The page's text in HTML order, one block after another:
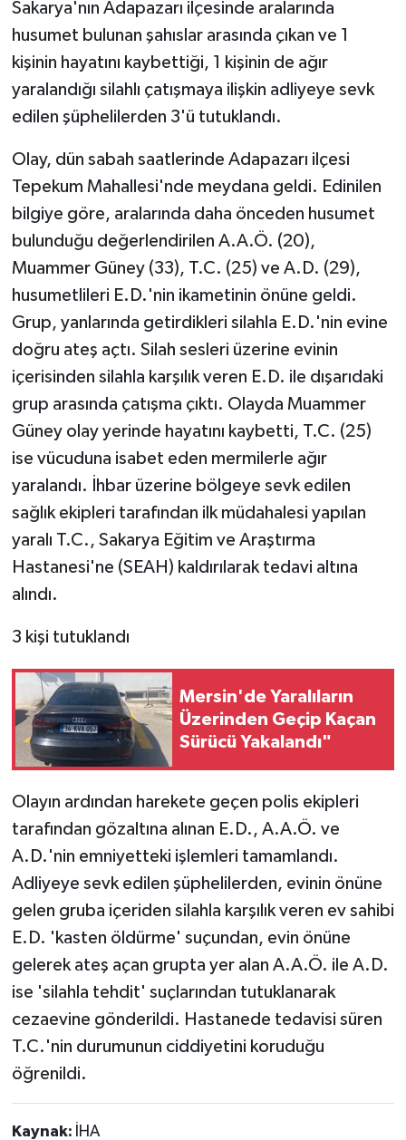
Sakarya'nın Adapazarı ilçesinde aralarında
husumet bulunan şahıslar arasında çıkan ve 1
kişinin hayatını kaybettiği, 1 kişinin de ağır
yaralandığı silahlı çatışmaya ilişkin adliyeye sevk
edilen şüphelilerden 3'ü tutuklandı.
Olay, dün sabah saatlerinde Adapazarı ilçesi
Tepekum Mahallesi'nde meydana geldi. Edinilen
bilgiye göre, aralarında daha önceden husumet
bulunduğu değerlendirilen A.A.Ö. (20),
Muammer Güney (33), T.C. (25) ve A.D. (29),
husumetlileri E.D.'nin ikametinin önüne geldi.
Grup, yanlarında getirdikleri silahla E.D.'nin evine
doğru ateş açtı. Silah sesleri üzerine evinin
içerisinden silahla karşılık veren E.D. ile dışarıdaki
grup arasında çatışma çıktı. Olayda Muammer
Güney olay yerinde hayatını kaybetti, T.C. (25)
ise vücuduna isabet eden mermilerle ağır
yaralandı. İhbar üzerine bölgeye sevk edilen
sağlık ekipleri tarafından ilk müdahalesi yapılan
yaralı T.C., Sakarya Eğitim ve Araştırma
Hastanesi'ne (SEAH) kaldırılarak tedavi altına
alındı.
3 kişi tutuklandı
Mersin'de Yaralıların
Üzerinden Geçip Kaçan
Sürücü Yakalandı"
Olayın ardından harekete geçen polis ekipleri
tarafından gözaltına alınan E.D., A.A.Ö. ve
A.D.'nin emniyetteki işlemleri tamamlandı.
Adliyeye sevk edilen şüphelilerden, evinin önüne
gelen gruba içeriden silahla karşılık veren ev sahibi
E.D. 'kasten öldürme' suçundan, evin önüne
gelerek ateş açan grupta yer alan A.A.Ö. ile A.D.
ise 'silahla tehdit' suçlarından tutuklanarak
cezaevine gönderildi. Hastanede tedavisi süren
T.C.'nin durumunun ciddiyetini koruduğu
öğrenildi.
Kaynak: İHA